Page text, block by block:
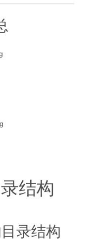
结构
录结构